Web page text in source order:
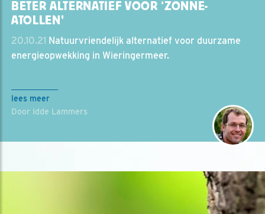
BETER ALTERNATIEF VOOR ‘ZONNE-
ATOLLEN'
20.10.21 Natuurvriendelijk alternatief voor duurzame
energieopwekking in Wieringermeer.
lees meer
Door Idde Lammers